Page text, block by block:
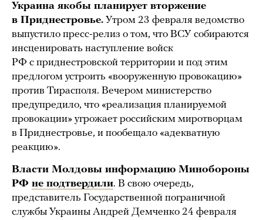
Украина якобы планирует вторжение
в Приднестровье. Утром 23 февраля ведомство
выпустило пресс-релиз о том, что ВСУ собираются
инсценировать наступление войск
РФ с приднестровской территории и под этим
предлогом устроить «вооруженную провокацию»
против Тирасполя. Вечером министерство
предупредило, что «реализация планируемой
провокации» угрожает российским миротворцам
в Приднестровье, и пообещало «адекватную
реакцию».
Власти Молдовы информацию Минобороны
РФ не подтвердили. В свою очередь,
представитель Государственной пограничной
службы Украины Андрей Демченко 24 февраля